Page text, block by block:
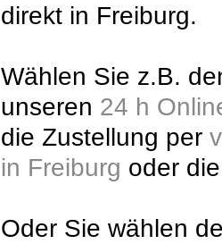
direkt in Freiburg.
Wählen Sie z.B.
unseren 24 h
die Zustellung per
in Freiburg oder
Oder Sie wählen